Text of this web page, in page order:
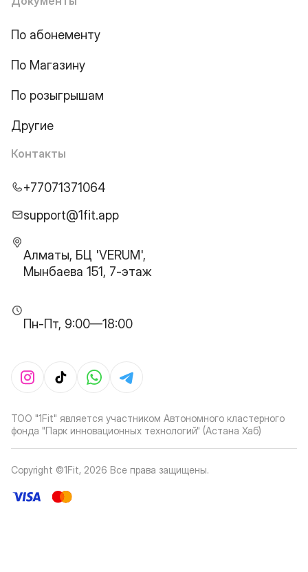
По абонементу
По Магазину
По розыгрышам
Другие
Контакты
+77071371064
support@1fit.app
Алматы, БЦ 'VERUM',
Мынбаева 151, 7-этаж
Пн-Пт, 9:00—18:00
ТОО "1Fit" является участником Автономного кластерного
фонда "Парк инновационных технологий" (Астана Хаб)
Copyright ©1Fit, 2026 Все права защищены.